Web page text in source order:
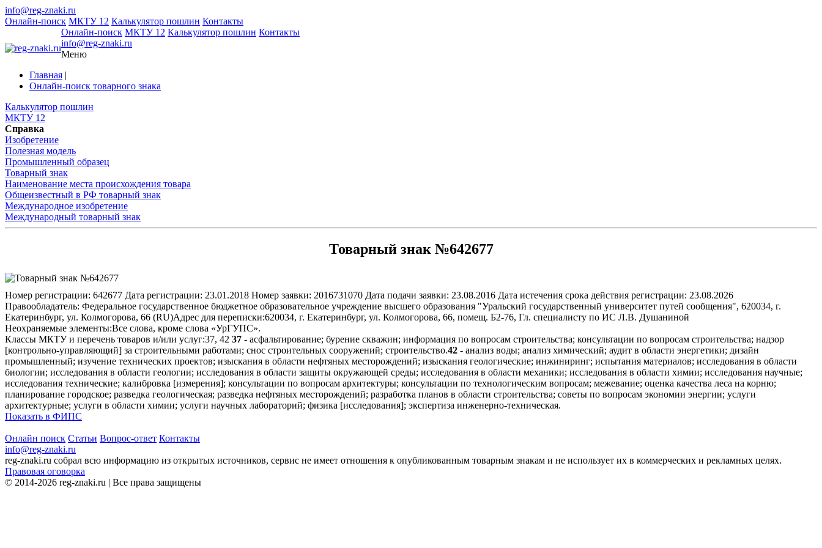
info@reg-znaki.ru
Онлайн-поиск МКТУ 12 Калькулятор пошлин Контакты
Онлайн-поиск МКТУ 12 Калькулятор пошлин Контакты
info@reg-znaki.ru
Меню
Главная |
Онлайн-поиск товарного знака
Калькулятор пошлин
МКТУ 12
Справка
Изобретение
Полезная модель
Промышленный образец
Товарный знак
Наименование места происхождения товара
Общеизвестный в РФ товарный знак
Международное изобретение
Международный товарный знак
Товарный знак №642677
Номер регистрации: 642677 Дата регистрации: 23.01.2018 Номер заявки: 2016731070 Дата подачи заявки: 23.08.2016 Дата истечения срока действия регистрации: 23.08.2026
Правообладатель: Федеральное государственное бюджетное образовательное учреждение высшего образования "Уральский государственный университет путей сообщения", 620034, г.
Екатеринбург, ул. Колмогорова, 66 (RU)Адрес для переписки:620034, г. Екатеринбург, ул. Колмогорова, 66, помещ. Б2-76, Гл. специалисту по ИС Л.В. Душаниной
Неохраняемые элементы:Все слова, кроме слова «УрГУПС».
Классы МКТУ и перечень товаров и/или услуг:37, 42 37 - асфальтирование; бурение скважин; информация по вопросам строительства; консультации по вопросам строительства; надзор
[контрольно-управляющий] за строительными работами; снос строительных сооружений; строительство.42 - анализ воды; анализ химический; аудит в области энергетики; дизайн
промышленный; изучение технических проектов; изыскания в области нефтяных месторождений; изыскания геологические; инжиниринг; испытания материалов; исследования в области
биологии; исследования в области геологии; исследования в области защиты окружающей среды; исследования в области механики; исследования в области химии; исследования научные;
исследования технические; калибровка [измерения]; консультации по вопросам архитектуры; консультации по технологическим вопросам; межевание; оценка качества леса на корню;
планирование городское; разведка геологическая; разведка нефтяных месторождений; разработка планов в области строительства; советы по вопросам экономии энергии; услуги
архитектурные; услуги в области химии; услуги научных лабораторий; физика [исследования]; экспертиза инженерно-техническая.
Показать в ФИПС
Онлайн поиск Статьи Вопрос-ответ Контакты
info@reg-znaki.ru
reg-znaki.ru собрал всю информацию из открытых источников, сервис не имеет отношения к опубликованным товарным знакам и не использует их в коммерческих и рекламных целях.
Правовая оговорка
© 2014-2026 reg-znaki.ru | Все права защищены